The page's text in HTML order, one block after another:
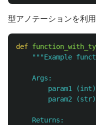
型アノテーションを利
def
"""Example
    Args:
param1
param2
    Returns: